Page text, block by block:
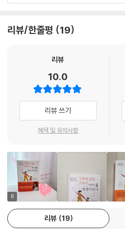
니다.
힘이 되어 줍니다. 정보는 바다 위에 떠 있
있다는 걸 알려 주지만, 그 물살을 어떻게
쪽으로 노를 젓느냐에 달려 있습니다.
--- p.051
그럼요, 저도 학원 보냅니다. 교육이라는
며 그 문을 두드리지 않을 수 없었습니다.
들이 좋다고 했다거나 입소문 난 강사를
것입니다. 이유는 단순합니다. 내 아이에
--- pp.076~077
부정적인 생각이 반복되는데 그 이유를 모
해 보세요. ‘나는 지금 아이의 성장을 바라
부모로 인정받고 싶은 걸까?’ 마음속 욕구
것이다.
기준은 거창한 철학이 아니라
기준은 거창한 철학에서 시작되지 않는다.
한마디, 함께 하루를 정리하는 작은 습관,
럽게 깃든다. 부모가 무심코 반복하는 일
만들고, 그 축적된 경험이 결국 아이의 자
《기준이 있는 부모가 아이를 성장시킨다》
을 부모가 삶 속에서 어떻게 실천할 수 있
는 방법, 흔들리지 않는 공부 루틴, 아이
선택의 원칙까지 당장 오늘부터 적용할 수
담았다. 이 책은 단순한 교육 지침서가 아
천’으로 바꾸는 과정을 안내하는 지도와도
시 중심을 찾을 수 있다면, 아이는 그 곁에
리뷰/한줄평 19
리뷰
10.0
리뷰 쓰기
혜택 및 유의사항
6
리뷰 19